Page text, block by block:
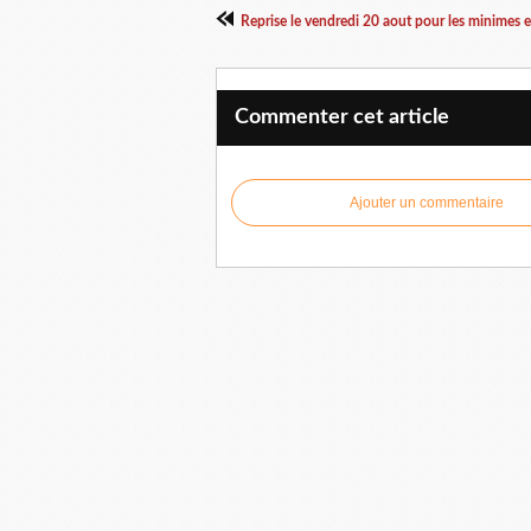
Commenter cet article
Ajouter un commentaire